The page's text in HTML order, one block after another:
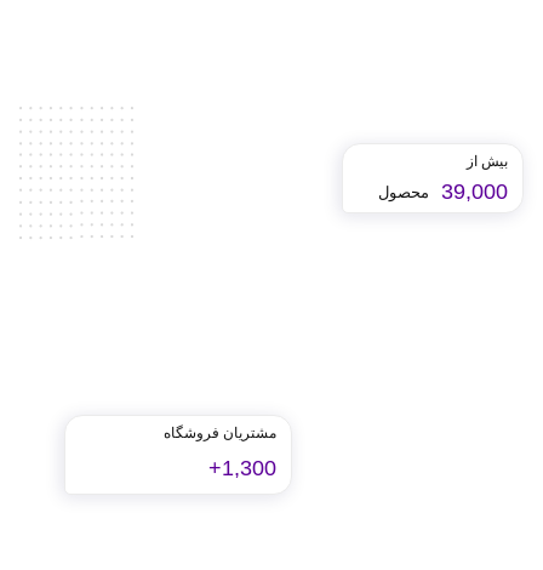
بیش از
39,000 محصول
مشتریان فروشگاه
1,300+